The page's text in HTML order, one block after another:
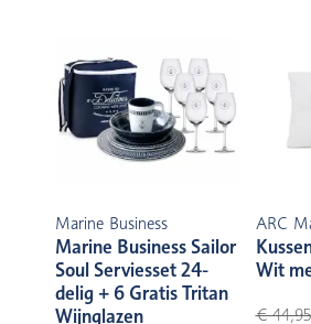
Marine Business
Marine Business Sailor
Soul Serviesset 24-
delig + 6 Gratis Tritan
Wijnglazen
ARC
Wit
€ 44,95